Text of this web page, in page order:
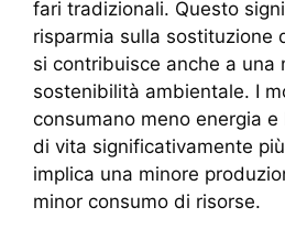
fari tradizionali. Questo
risparmia sulla sostituzione
si contribuisce anche a una
sostenibilità ambientale. I
consumano meno energia
di vita significativamente
implica una minore
minor consumo di risorse.